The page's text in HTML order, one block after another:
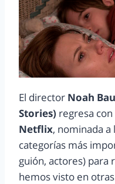
El director Noah
Stories) regresa
Netflix, nominada a
categorías más
guión, actores) para
hemos visto en